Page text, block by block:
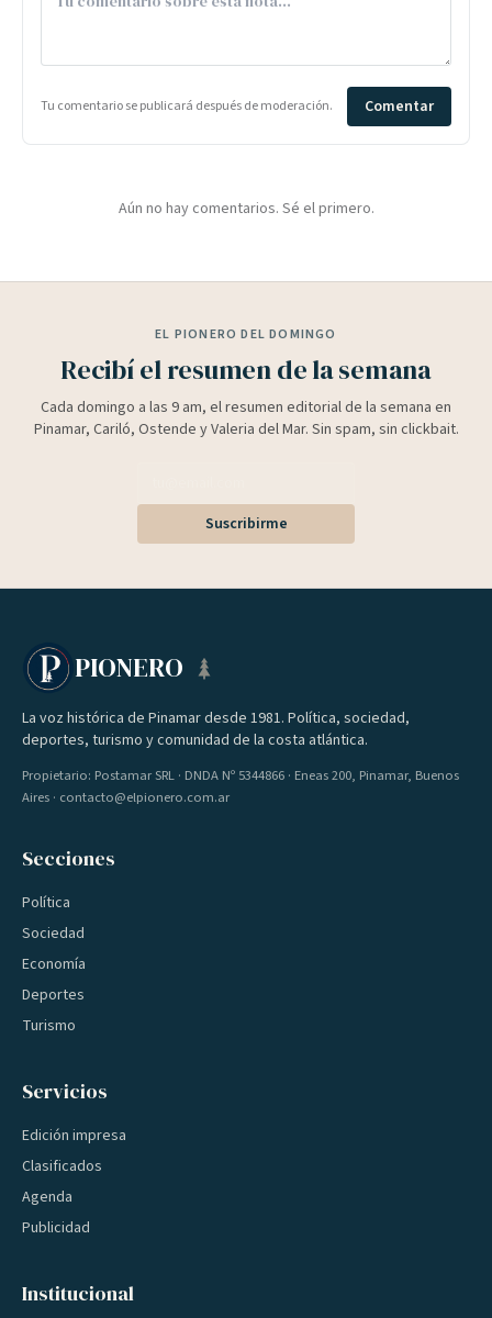
Tu comentario se publicará después de moderación. Comentar
Aún no hay comentarios. Sé el primero.
EL PIONERO DEL DOMINGO
Recibí el resumen de la semana
Cada domingo a las 9 am, el resumen editorial de la semana en
Pinamar, Cariló, Ostende y Valeria del Mar. Sin spam, sin clickbait.
Suscribirme
PIONERO
La voz histórica de Pinamar desde 1981. Política, sociedad,
deportes, turismo y comunidad de la costa atlántica.
Propietario: Postamar SRL · DNDA Nº 5344866 · Eneas 200, Pinamar, Buenos
Aires · contacto@elpionero.com.ar
Secciones
Política
Sociedad
Economía
Deportes
Turismo
Servicios
Edición impresa
Clasificados
Agenda
Publicidad
Institucional